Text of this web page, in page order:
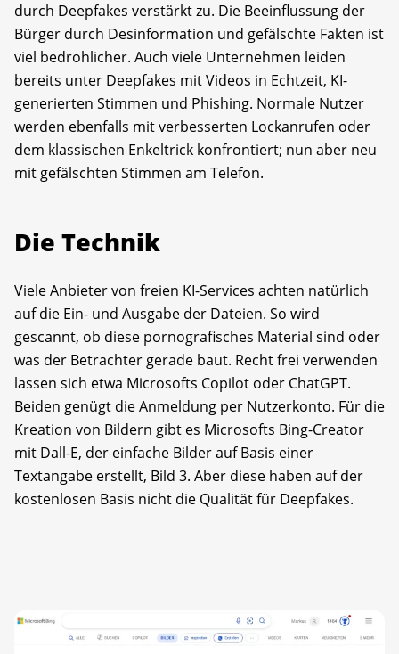
durch Deepfakes verstärkt zu. Die Beeinflussung der
Bürger durch Desinformation und gefälschte Fakten ist
viel bedrohlicher. Auch viele Unternehmen leiden
bereits unter Deepfakes mit Videos in Echtzeit, KI-
generierten Stimmen und Phishing. Normale Nutzer
werden ebenfalls mit verbesserten Lockanrufen oder
dem klassischen Enkeltrick konfrontiert; nun aber neu
mit gefälschten Stimmen am Telefon.
Die Technik
Viele Anbieter von freien KI-Services achten natürlich
auf die Ein- und Ausgabe der Dateien. So wird
gescannt, ob diese pornografisches Material sind oder
was der Betrachter gerade baut. Recht frei verwenden
lassen sich etwa Microsofts Copilot oder ChatGPT.
Beiden genügt die Anmeldung per Nutzerkonto. Für die
Kreation von Bildern gibt es Microsofts Bing-Creator
mit Dall-E, der einfache Bilder auf Basis einer
Textangabe erstellt, Bild 3. Aber diese haben auf der
kostenlosen Basis nicht die Qualität für Deepfakes.